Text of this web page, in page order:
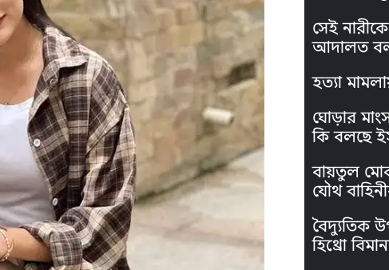
সেই
আদালত
হত্যা
ঘোড়ার
কি বলছে
বায়তুল
যৌথ
বৈদ্যুতিক
হিথ্রো